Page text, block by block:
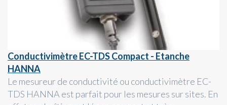
Conductivimètre EC-TDS Compact - Etanche
HANNA
Le mesureur de conductivité ou conductivimètre EC-
TDS HANNA est parfait pour les mesures sur sites. En